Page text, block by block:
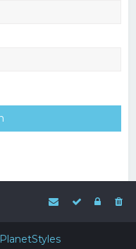
PlanetStyles